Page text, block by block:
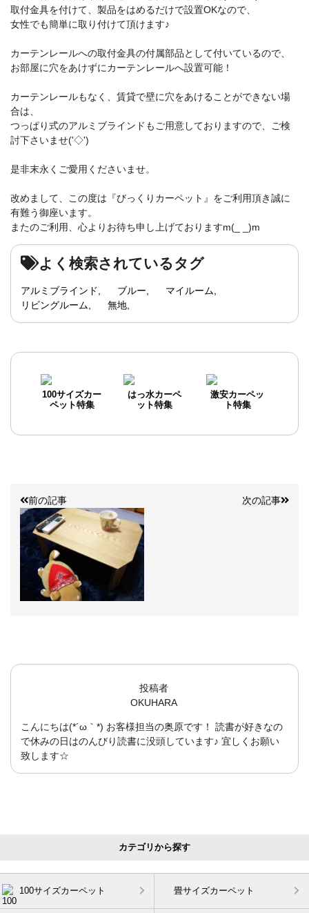
取付金具を付けて、製品をはめるだけで設置OKなので、
女性でも簡単に取り付けて頂けます♪
カーテンレールへの取付金具の付属部品として付いているので、
お部屋に穴をあけずにカーテンレールへ設置可能！
カーテンレールもなく、賃貸で壁に穴をあけることができない場
合は、
つっぱり式のアルミブラインドもご用意しておりますので、ご検
討下さいませ('◇')ゞ
是非末永くご愛用くださいませ。
改めまして、この度は『びっくりカーペット』をご利用頂き誠に
有難う御座います。
またのご利用、心よりお待ち申し上げておりますm(_ _)m
よく検索されているタグ
アルミブラインド ブルー
マイルーム
リビングルーム
無地
100サイズカー
ペット特集
はっ水カーペ
ット特集
激安カーペッ
ト特集
前の記事 次の記事
投稿者
OKUHARA
こんにちは(*´ω｀*) お客様担当の奥原です！ 読書が好きなの
で休みの日はのんびり読書に没頭しています♪ 宜しくお願い
致します☆
カテゴリから探す
100サイズカーペット 畳サイズカーペット